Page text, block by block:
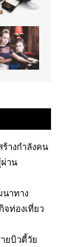
างกำลังคน
าน
าทาง
ท่องเที่ยว
ยบิวตี้วัย